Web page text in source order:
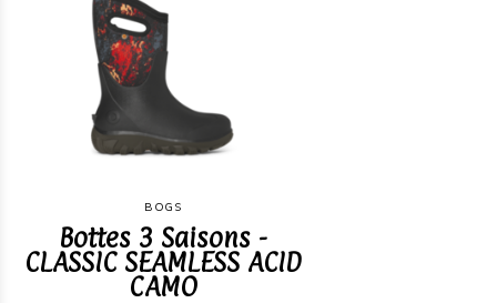
BOGS
Bottes 3 Saisons -
CLASSIC SEAMLESS ACID
CAMO